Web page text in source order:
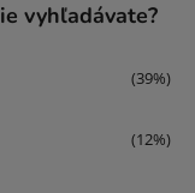
vyhľadávate?
(39%)
(12%)